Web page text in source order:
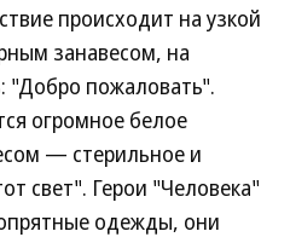
происходит на узкой
занавесом, на
"Добро пожаловать".
огромное белое
— стерильное и
свет". Герои "Человека"
одежды, они